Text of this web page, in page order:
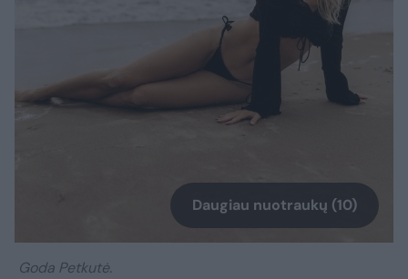
Daugiau nuotraukų (10)
Goda Petkutė.